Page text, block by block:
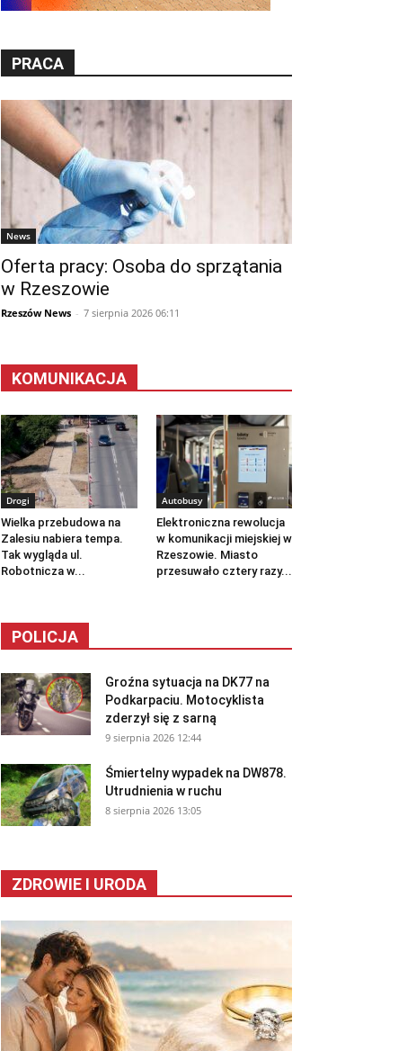
PRACA
News
Oferta pracy: Osoba do sprzątania
w Rzeszowie
Rzeszów News - 7 sierpnia 2026 06:11
KOMUNIKACJA
Drogi
Wielka przebudowa na
Zalesiu nabiera tempa.
Tak wygląda ul.
Robotnicza w...
Autobusy
Elektroniczna rewolucja
w komunikacji miejskiej w
Rzeszowie. Miasto
przesuwało cztery razy...
POLICJA
Groźna sytuacja na DK77 na
Podkarpaciu. Motocyklista
zderzył się z sarną
9 sierpnia 2026 12:44
Śmiertelny wypadek na DW878.
Utrudnienia w ruchu
8 sierpnia 2026 13:05
ZDROWIE I URODA